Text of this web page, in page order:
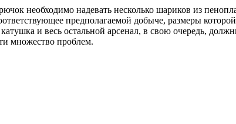
необходимо надевать несколько шариков из
предполагаемой добыче, размеры
и весь остальной арсенал, в свою очередь,
множество проблем.